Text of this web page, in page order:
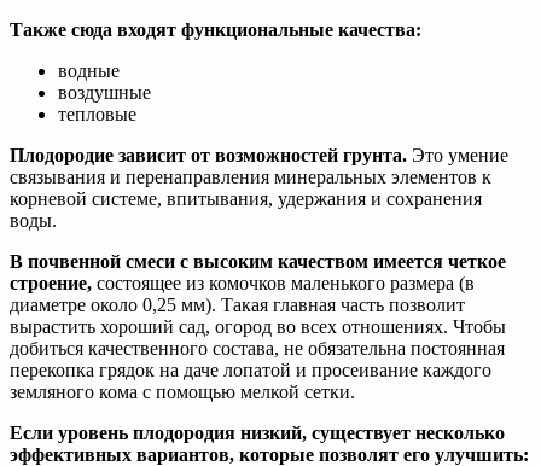
Также сюда входят функциональные качества:
водные
воздушные
тепловые
Плодородие зависит от возможностей грунта. Это умение
связывания и перенаправления минеральных элементов к
корневой системе, впитывания, удержания и сохранения
воды.
В почвенной смеси с высоким качеством имеется четкое
строение, состоящее из комочков маленького размера (в
диаметре около 0,25 мм). Такая главная часть позволит
вырастить хороший сад, огород во всех отношениях. Чтобы
добиться качественного состава, не обязательна постоянная
перекопка грядок на даче лопатой и просеивание каждого
земляного кома с помощью мелкой сетки.
Если уровень плодородия низкий, существует несколько
эффективных вариантов, которые позволят его улучшить: